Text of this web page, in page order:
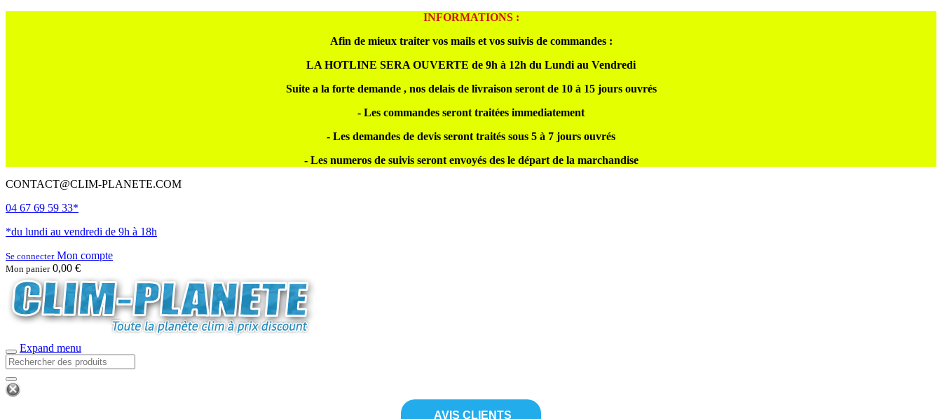
INFORMATIONS :
Afin de mieux traiter vos mails et vos suivis de commandes :
LA HOTLINE SERA OUVERTE de 9h à 12h du Lundi au Vendredi
Suite a la forte demande , nos delais de livraison seront de 10 à 15 jours ouvrés
- Les commandes seront traitées immediatement
- Les demandes de devis seront traités sous 5 à 7 jours ouvrés
- Les numeros de suivis seront envoyés des le départ de la marchandise
CONTACT@CLIM-PLANETE.COM
04 67 69 59 33*
*du lundi au vendredi de 9h à 18h
Se connecterMon compte
Mon panier 0,00 €
Expand menu
AVIS CLIENTS